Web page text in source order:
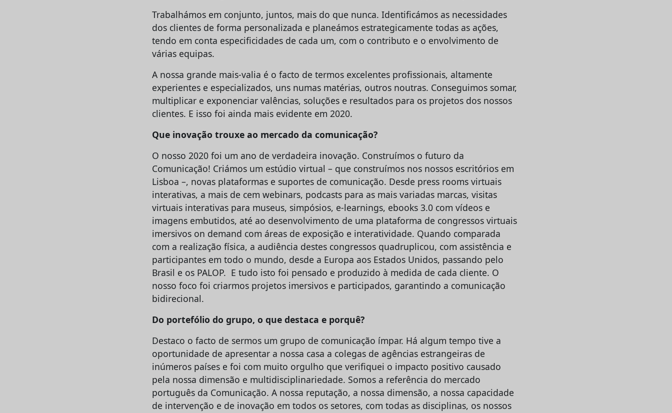
Trabalhámos em conjunto, juntos, mais do que nunca. Identificámos as necessidades
dos clientes de forma personalizada e planeámos estrategicamente todas as ações,
tendo em conta especificidades de cada um, com o contributo e o envolvimento de
várias equipas.
A nossa grande mais-valia é o facto de termos excelentes profissionais, altamente
experientes e especializados, uns numas matérias, outros noutras. Conseguimos somar,
multiplicar e exponenciar valências, soluções e resultados para os projetos dos nossos
clientes. E isso foi ainda mais evidente em 2020.
Que inovação trouxe ao mercado da comunicação?
O nosso 2020 foi um ano de verdadeira inovação. Construímos o futuro da
Comunicação! Criámos um estúdio virtual – que construímos nos nossos escritórios em
Lisboa –, novas plataformas e suportes de comunicação. Desde press rooms virtuais
interativas, a mais de cem webinars, podcasts para as mais variadas marcas, visitas
virtuais interativas para museus, simpósios, e-learnings, ebooks 3.0 com vídeos e
imagens embutidos, até ao desenvolvimento de uma plataforma de congressos virtuais
imersivos on demand com áreas de exposição e interatividade. Quando comparada
com a realização física, a audiência destes congressos quadruplicou, com assistência e
participantes em todo o mundo, desde a Europa aos Estados Unidos, passando pelo
Brasil e os PALOP. E tudo isto foi pensado e produzido à medida de cada cliente. O
nosso foco foi criarmos projetos imersivos e participados, garantindo a comunicação
bidirecional.
Do portefólio do grupo, o que destaca e porquê?
Destaco o facto de sermos um grupo de comunicação ímpar. Há algum tempo tive a
oportunidade de apresentar a nossa casa a colegas de agências estrangeiras de
inúmeros países e foi com muito orgulho que verifiquei o impacto positivo causado
pela nossa dimensão e multidisciplinariedade. Somos a referência do mercado
português da Comunicação. A nossa reputação, a nossa dimensão, a nossa capacidade
de intervenção e de inovação em todos os setores, com todas as disciplinas, os nossos